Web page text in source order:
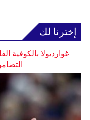
إخترنا لك
غوارديولا بالكوفية